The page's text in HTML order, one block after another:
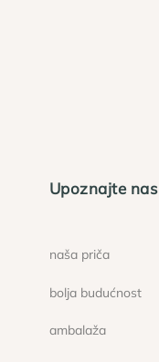
Upoznajte nas
naša priča
bolja budućnost
ambalaža